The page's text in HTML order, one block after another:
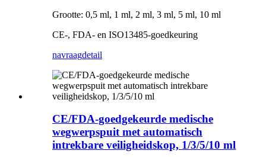
Grootte: 0,5 ml, 1 ml, 2 ml, 3 ml, 5 ml, 10 ml
CE-, FDA- en ISO13485-goedkeuring
navraagdetail
CE/FDA-goedgekeurde medische
wegwerpspuit met automatisch
intrekbare veiligheidskop, 1/3/5/10 ml